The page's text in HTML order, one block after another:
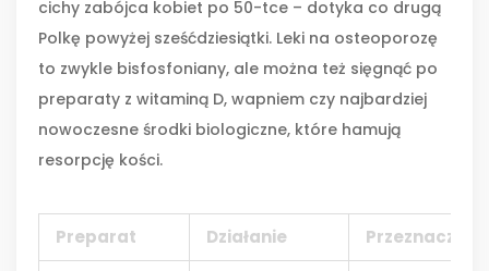
cichy zabójca kobiet po 50-tce – dotyka co drugą
Polkę powyżej sześćdziesiątki. Leki na osteoporozę
to zwykle bisfosfoniany, ale można też sięgnąć po
preparaty z witaminą D, wapniem czy najbardziej
nowoczesne środki biologiczne, które hamują
resorpcję kości.
Preparat Działanie